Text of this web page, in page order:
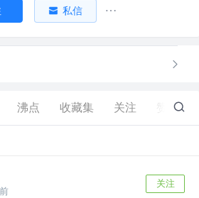
私信
沸点 收藏集 关注 40
关注